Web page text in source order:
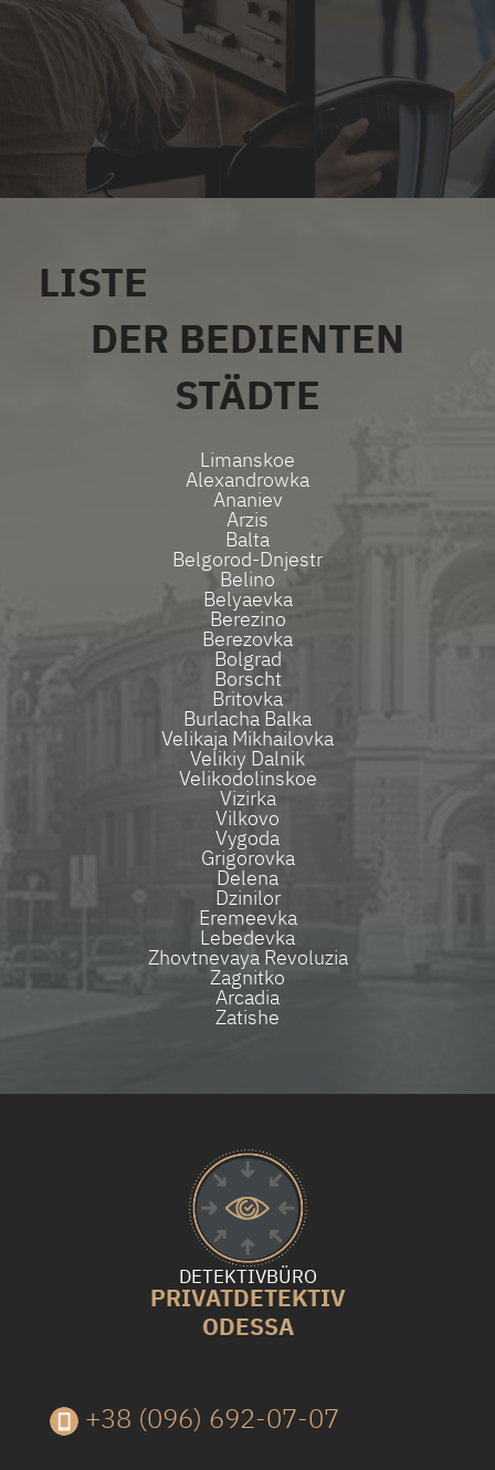
LISTE
DER BEDIENTEN
STÄDTE
Limanskoe
Alexandrowka
Ananiev
Arzis
Balta
Belgorod-Dnjestr
Belino
Belyaevka
Berezino
Berezovka
Bolgrad
Borscht
Britovka
Burlacha Balka
Velikaja Mikhailovka
Velikiy Dalnik
Velikodolinskoe
Vizirka
Vilkovo
Vygoda
Grigorovka
Delena
Dzinilor
Eremeevka
Lebedevka
Zhovtnevaya Revoluzia
Zagnitko
Arcadia
Zatishe
DETEKTIVBÜRO
PRIVATDETEKTIV
ODESSA
+38 (096) 692-07-07